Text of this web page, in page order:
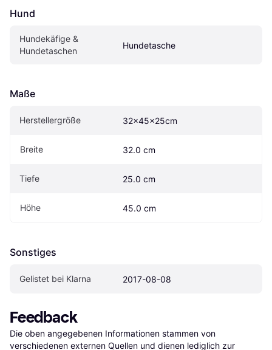
Hund
Hundekäfige &
Hundetaschen
Hundetasche
Maße
Herstellergröße 32x45x25cm
Breite 32.0 cm
Tiefe 25.0 cm
Höhe 45.0 cm
Sonstiges
Gelistet bei Klarna 2017-08-08
Feedback
Die oben angegebenen Informationen stammen von
verschiedenen externen Quellen und dienen lediglich zur